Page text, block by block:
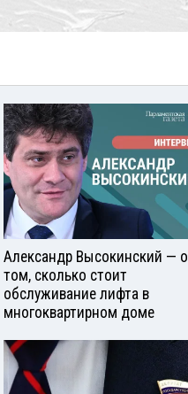
Александр Высокинский — о
том, сколько стоит
обслуживание лифта в
многоквартирном доме